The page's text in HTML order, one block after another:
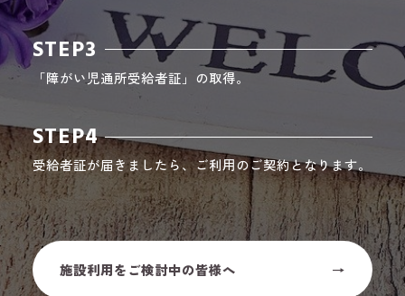
STEP3
「障がい児通所受給者証」の取得。
STEP4
受給者証が届きましたら、ご利用のご契約となります。
施設利用をご検討中の皆様へ